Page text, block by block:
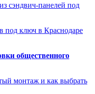
сэндвич-панелей под
под ключ в Краснодаре
общественного
монтаж и как выбрать